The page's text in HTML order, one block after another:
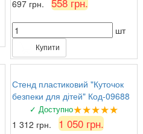
697 грн.
шт
Купити
Стенд пластиковий "Куточок
безпеки для дітей" Код-09688
✓ Доступно★★★★★
1 312 грн. 1 050 грн.